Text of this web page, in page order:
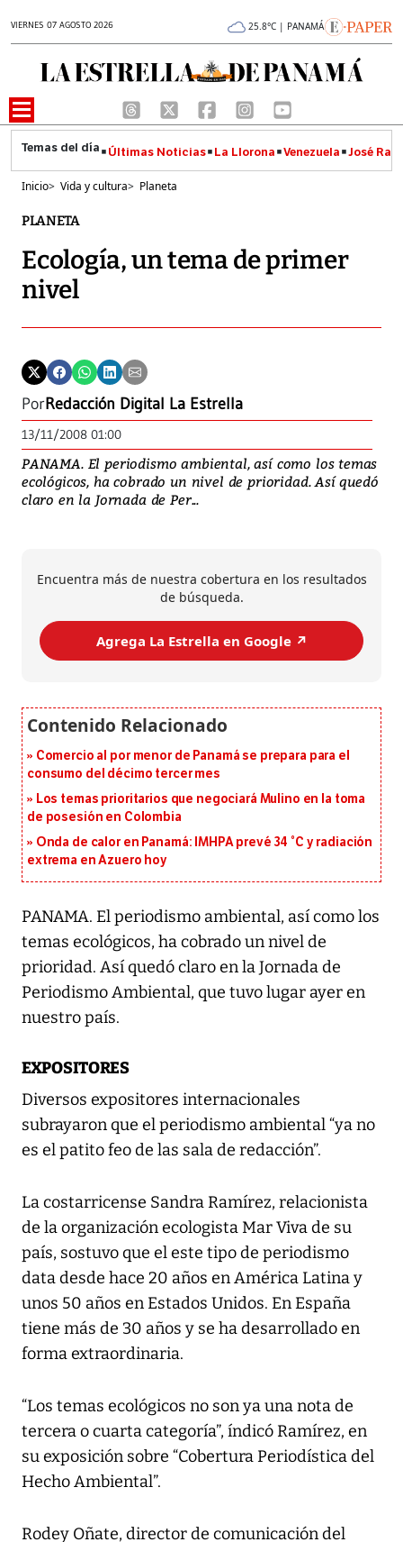
VIERNES 07 AGOSTO 2026 25.8°C | PANAMÁ
Últimas Noticias La Llorona Venezuela José
Inicio> Vida y cultura> Planeta
PLANETA
Ecología, un tema de primer
nivel
PorRedacción Digital La Estrella
13/11/2008 01:00
PANAMA. El periodismo ambiental, así como los temas
ecológicos, ha cobrado un nivel de prioridad. Así quedó
claro en la Jornada de Per...
Encuentra más de nuestra cobertura en los resultados
de búsqueda.
Agrega La Estrella en Google ↗️
Comercio al por menor de Panamá se prepara para el
consumo del décimo tercer mes
Los temas prioritarios que negociará Mulino en la toma
de posesión en Colombia
Onda de calor en Panamá: IMHPA prevé 34 °C y radiación
extrema en Azuero hoy
PANAMA. El periodismo ambiental, así como los
temas ecológicos, ha cobrado un nivel de
prioridad. Así quedó claro en la Jornada de
Periodismo Ambiental, que tuvo lugar ayer en
nuestro país.
EXPOSITORES
Diversos expositores internacionales
subrayaron que el periodismo ambiental “ya no
es el patito feo de las sala de redacción”.
La costarricense Sandra Ramírez, relacionista
de la organización ecologista Mar Viva de su
país, sostuvo que el este tipo de periodismo
data desde hace 20 años en América Latina y
unos 50 años en Estados Unidos. En España
tiene más de 30 años y se ha desarrollado en
forma extraordinaria.
“Los temas ecológicos no son ya una nota de
tercera o cuarta categoría”, índicó Ramírez, en
su exposición sobre “Cobertura Periodística del
Hecho Ambiental”.
Rodey Oñate, director de comunicación del